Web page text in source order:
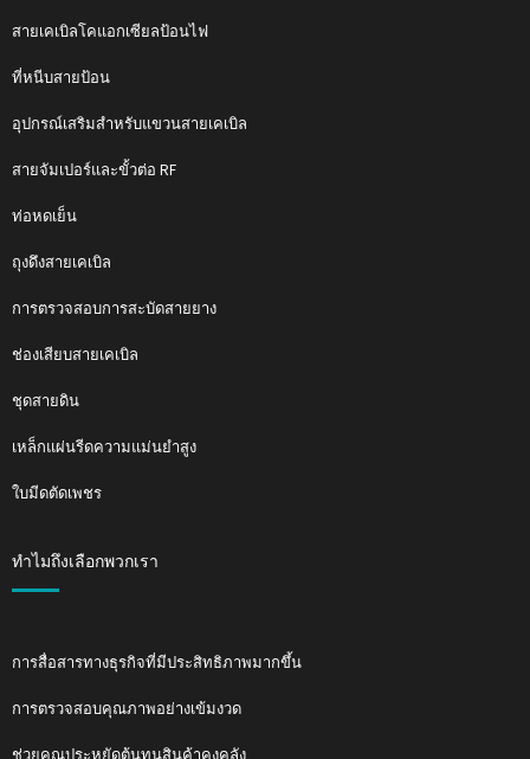
สายเคเบิลโคแอกเซียลป้อนไฟ
ที่หนีบสายป้อน
อุปกรณ์เสริมสำหรับแขวนสายเคเบิล
สายจัมเปอร์และขั้วต่อ RF
ท่อหดเย็น
ถุงดึงสายเคเบิล
การตรวจสอบการสะบัดสายยาง
ช่องเสียบสายเคเบิล
ชุดสายดิน
เหล็กแผ่นรีดความแม่นยำสูง
ใบมีดตัดเพชร
ทำไมถึงเลือกพวกเรา
การสื่อสารทางธุรกิจที่มีประสิทธิภาพมากขึ้น
การตรวจสอบคุณภาพอย่างเข้มงวด
ช่วยคุณประหยัดต้นทุนสินค้าคงคลัง